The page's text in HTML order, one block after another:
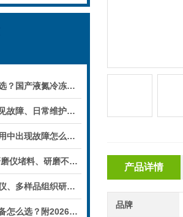
实力厂家怎么选？国产液氮冷冻研磨仪品牌深度解析
冷冻研磨仪常见故障、日常维护与清洗规范
液氮研磨仪使用中出现故障怎么解决？
科普|便携式研磨仪堵料、研磨不均匀问题解决方案
超高通量研磨仪、多样品组织研磨仪哪家口碑好？用户认可度高的优质厂家推荐
样品前处理设备怎么选？附2026新版品牌实力与口碑排行
产品详情
品牌